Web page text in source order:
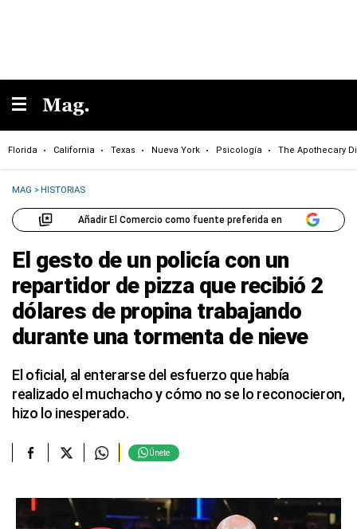
Florida California Texas Nueva York Psicología The Apothecary
MAG >HISTORIAS
Añadir El Comercio como fuente preferida en
El gesto de un policía con un
repartidor de pizza que recibió 2
dólares de propina trabajando
durante una tormenta de nieve
El oficial, al enterarse del esfuerzo que había
realizado el muchacho y cómo no se lo reconocieron,
hizo lo inesperado.
Únete